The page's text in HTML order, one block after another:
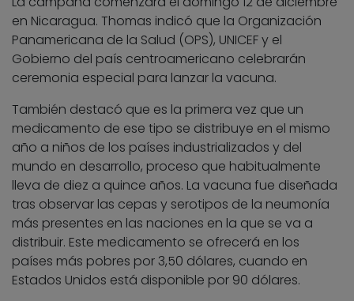
en Nicaragua. Thomas indicó que la Organización
Panamericana de la Salud (OPS), UNICEF y el
Gobierno del país centroamericano celebrarán
ceremonia especial para lanzar la vacuna.
También destacó que es la primera vez que un
medicamento de ese tipo se distribuye en el mismo
año a niños de los países industrializados y del
mundo en desarrollo, proceso que habitualmente
lleva de diez a quince años. La vacuna fue diseñada
tras observar las cepas y serotipos de la neumonía
más presentes en las naciones en la que se va a
distribuir. Este medicamento se ofrecerá en los
países más pobres por 3,50 dólares, cuando en
Estados Unidos está disponible por 90 dólares.